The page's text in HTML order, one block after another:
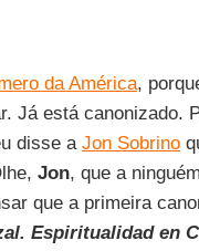
da América,
Já está canonizado.
disse a Jon Sobrino
Jon, que a
que a primeira
Espiritualidad en